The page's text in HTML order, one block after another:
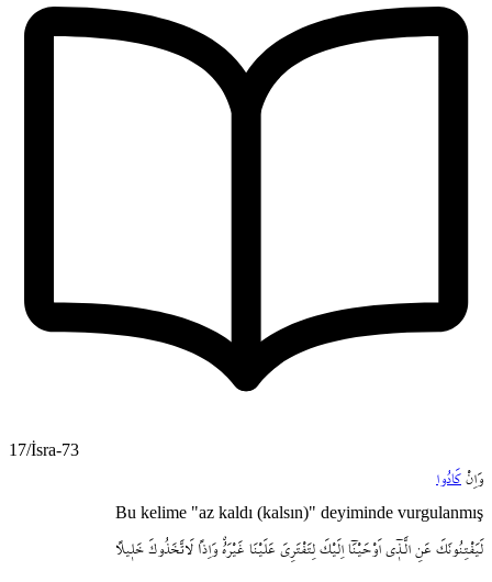
17/İsra-73
وَاِنْ كَادُوا
Bu kelime "az kaldı (kalsın)" deyiminde vurgulanmış
لَيَفْتِنُونَكَ عَنِ الَّـذ۪ٓي اَوْحَيْنَٓا اِلَيْكَ لِتَفْتَرِيَ عَلَيْنَا غَيْرَهُۗ وَاِذاً لَاتَّخَذُوكَ خَل۪يلاً